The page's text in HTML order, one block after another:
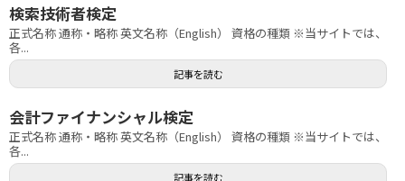
検索技術者検定
正式名称 通称・略称 英文名称（English） 資格の種類 ※当サイトでは、
各...
記事を読む
会計ファイナンシャル検定
正式名称 通称・略称 英文名称（English） 資格の種類 ※当サイトでは、
各...
記事を読む